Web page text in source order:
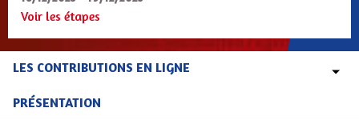
Voir les étapes
LES CONTRIBUTIONS EN LIGNE
PRÉSENTATION